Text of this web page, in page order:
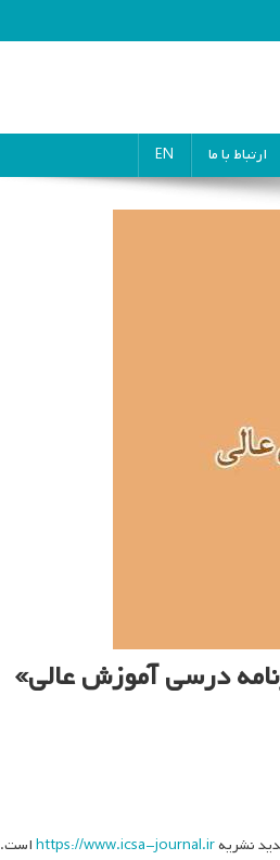
ارتباط با ما EN
درسی آموزش عالی»
نشریهhttps://www.icsa-journal.irاست.